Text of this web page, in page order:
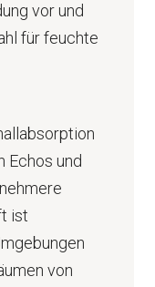
vor und
für feuchte
Echos und
ist
von